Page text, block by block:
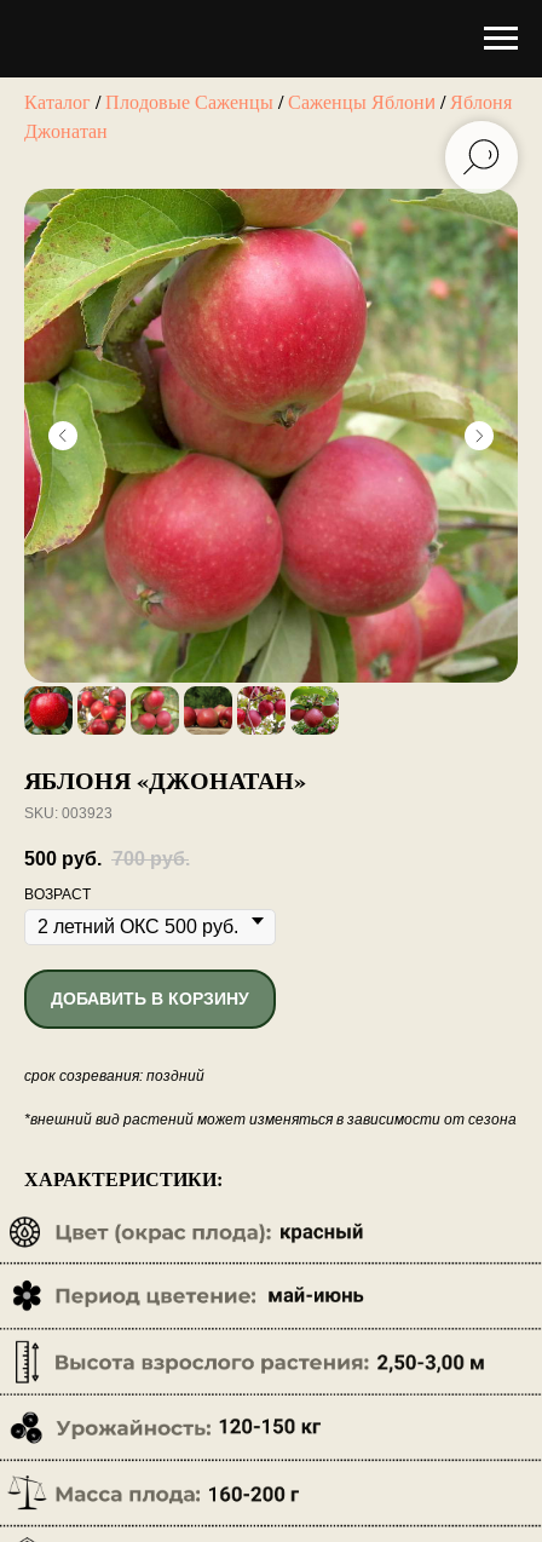
Каталог /Плодовые Саженцы /Саженцы Яблони /Яблоня
Джонатан
ЯБЛОНЯ «ДЖОНАТАН»
SKU: 003923
500 руб. 700 руб.
ВОЗРАСТ
ДОБАВИТЬ В КОРЗИНУ
срок созревания: поздний
*внешний вид растений может изменяться в зависимости от сезона
ХАРАКТЕРИСТИКИ: